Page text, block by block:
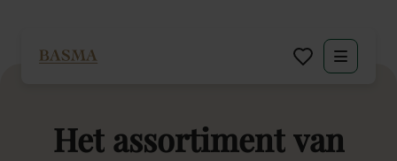
Zakelijk
Het assortimentvan